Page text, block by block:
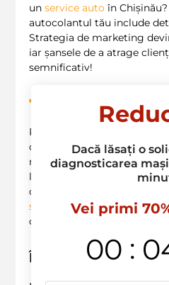
un service auto în
autocolantul tău include
Strategia de marketing
iar șansele de a atrage
semnificativ!
7 . Ecologic și
Promovarea unui
opțiune ecologică,
marketing care generează
la
reducerea impactului
o modalitate de a-ți arăta
sustenabilitate, ceea ce
conștienți de mediu.
Îndemn la acțiune
Dacă lăsați o
diagnosticarea
Vei primi
00 :